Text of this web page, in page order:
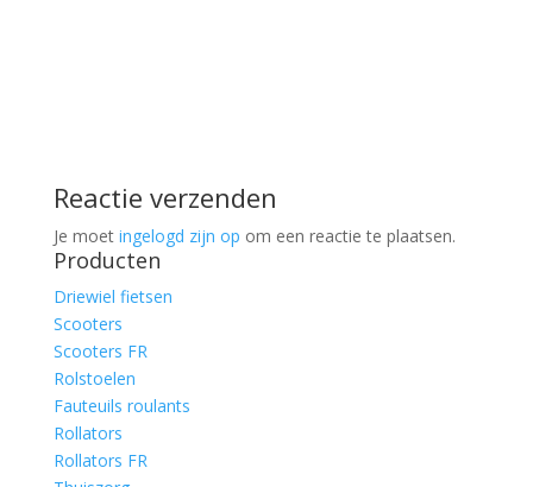
Reactie verzenden
Je moet ingelogd zijn op om een reactie te plaatsen.
Producten
Driewiel fietsen
Scooters
Scooters FR
Rolstoelen
Fauteuils roulants
Rollators
Rollators FR